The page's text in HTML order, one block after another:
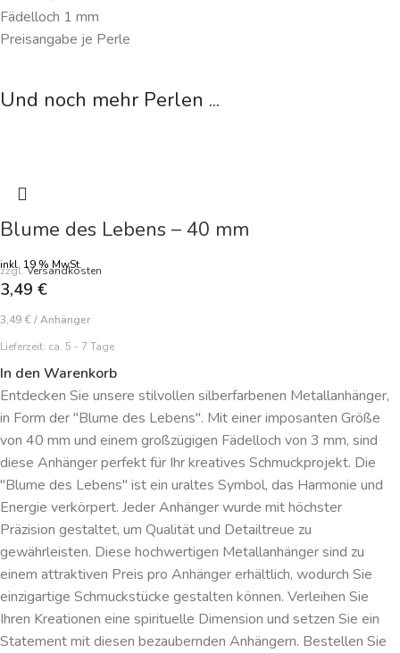
Fädelloch 1 mm
Preisangabe je Perle
Und noch mehr Perlen ...
Blume des Lebens – 40 mm
inkl. 19 % MwSt.
zzgl.Versandkosten
3,49 €
3,49 € /Anhänger
Lieferzeit: ca. 5 - 7 Tage
In den Warenkorb
Entdecken Sie unsere stilvollen silberfarbenen Metallanhänger,
in Form der "Blume des Lebens". Mit einer imposanten Größe
von 40 mm und einem großzügigen Fädelloch von 3 mm, sind
diese Anhänger perfekt für Ihr kreatives Schmuckprojekt. Die
"Blume des Lebens" ist ein uraltes Symbol, das Harmonie und
Energie verkörpert. Jeder Anhänger wurde mit höchster
Präzision gestaltet, um Qualität und Detailtreue zu
gewährleisten. Diese hochwertigen Metallanhänger sind zu
einem attraktiven Preis pro Anhänger erhältlich, wodurch Sie
einzigartige Schmuckstücke gestalten können. Verleihen Sie
Ihren Kreationen eine spirituelle Dimension und setzen Sie ein
Statement mit diesen bezaubernden Anhängern. Bestellen Sie